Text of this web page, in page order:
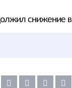
снижение в